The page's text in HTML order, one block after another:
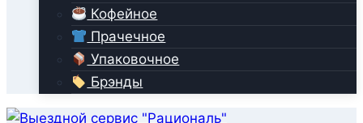
Кофейное
Прачечное
Упаковочное
Брэнды